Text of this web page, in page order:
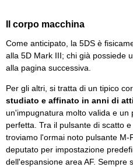
Il corpo macchina
Come anticipato, la 5DS è
alla 5D Mark III; chi già possiede
alla pagina successiva.
Per gli altri, si tratta di un tipico
studiato e affinato in anni di
un'impugnatura molto valida e un
perfetta. Tra il pulsante di scatto
troviamo l'ormai noto pulsante M-
deputato per impostazione
dell'espansione area AF. Sempre